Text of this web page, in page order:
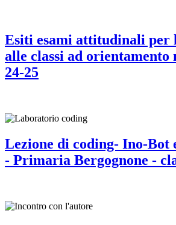
Esiti esami attitudinali per
alle classi ad orientamento
24-25
Lezione di coding- Ino-Bot
- Primaria Bergognone -